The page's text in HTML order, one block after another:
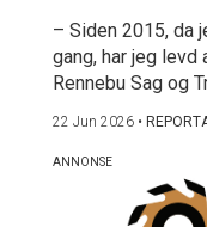
– Siden 2015, da
gang, har jeg
Rennebu Sag og
22 Jun 2026 •